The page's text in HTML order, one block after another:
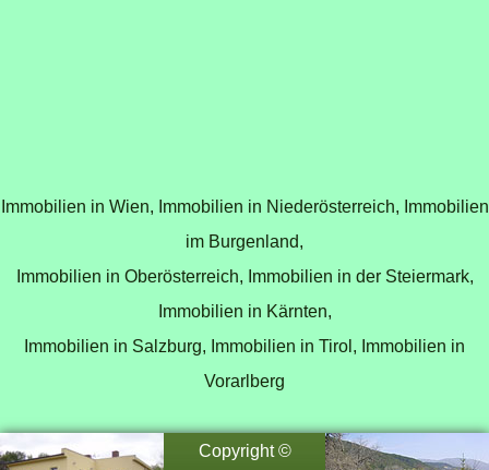
Immobilien in Wien, Immobilien in Niederösterreich, Immobilien
im Burgenland,
Immobilien in Oberösterreich, Immobilien in der Steiermark,
Immobilien in Kärnten,
Immobilien in Salzburg, Immobilien in Tirol, Immobilien in
Vorarlberg
Copyright ©